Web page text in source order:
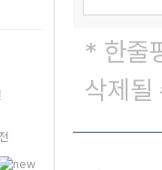
* 한줄
삭제될